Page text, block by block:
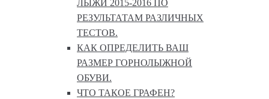
ЛЫЖИ 2015-2016 ПО
РЕЗУЛЬТАТАМ РАЗЛИЧНЫХ
ТЕСТОВ.
КАК ОПРЕДЕЛИТЬ ВАШ
РАЗМЕР ГОРНОЛЫЖНОЙ
ОБУВИ.
ЧТО ТАКОЕ ГРАФЕН?